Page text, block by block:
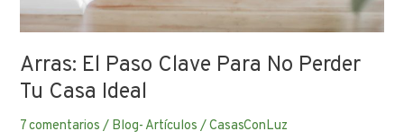
Arras: El Paso Clave Para No Perder
Tu Casa Ideal
7 comentarios / Blog- Artículos /CasasConLuz